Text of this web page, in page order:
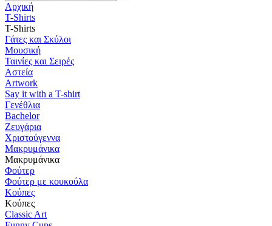
Αρχική
T-Shirts
T-Shirts
Γάτες και Σκύλοι
Μουσική
Ταινίες και Σειρές
Αστεία
Artwork
Say it with a T-shirt
Γενέθλια
Bachelor
Ζευγάρια
Χριστούγεννα
Μακρυμάνικα
Μακρυμάνικα
Φούτερ
Φούτερ με κουκούλα
Κούπες
Κούπες
Classic Art